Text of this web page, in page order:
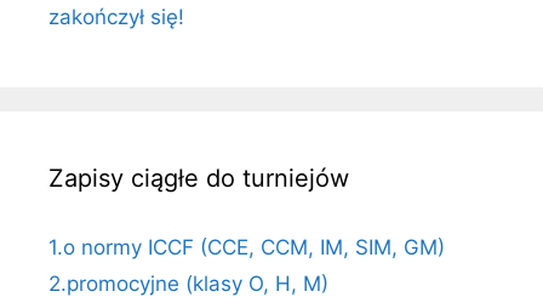
zakończył się!
Zapisy ciągłe do turniejów
1.o normy ICCF (CCE, CCM, IM, SIM, GM)
2.promocyjne (klasy O, H, M)